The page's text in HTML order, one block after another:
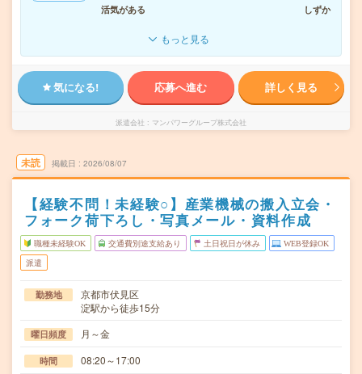
活気がある
しずか
もっと見る
気になる! 応募へ進む 詳しく見る
派遣会社 マンパワーグループ株式会社
未読 掲載日 2026/08/07
【経験不問！未経験○】産業機械の搬入立会・
フォーク荷下ろし・写真メール・資料作成
職種未経験OK 交通費別途支給あり 土日祝日が休み WEB登録OK
派遣
勤務地
京都市伏見区
淀駅から徒歩15分
曜日頻度 月～金
時間 08:20～17:00